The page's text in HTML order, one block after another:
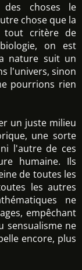
choses le
chose que la
tout critère de
on est
nature suit un
l'univers, sinon
pourrions rien
un juste milieu
une sorte
l'autre de ces
humaine. Ils
de toutes les
les autres
ne
empêchant
sensualisme ne
encore, plus